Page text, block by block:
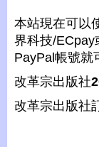
本站現在可以
界科技/ECpay
PayPal帳號就
改革宗出版社
改革宗出版社